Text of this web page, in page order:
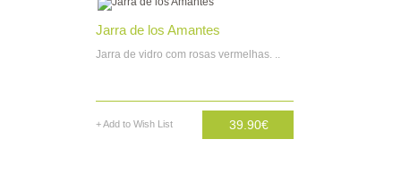
Jarra de los Amantes
Jarra de vidro com rosas vermelhas. ..
+ Add to Wish List 39.90€